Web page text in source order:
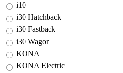
i10
i30 Hatchback
i30 Fastback
i30 Wagon
KONA
KONA Electric